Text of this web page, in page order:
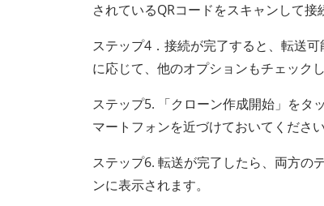
されているQRコードをスキャンして接
ステップ4．接続が完了すると、転送
に応じて、他のオプションもチェック
ステップ5. 「クローン作成開始」をタ
マートフォンを近づけておいてください
ステップ6. 転送が完了したら、両方の
ンに表示されます。